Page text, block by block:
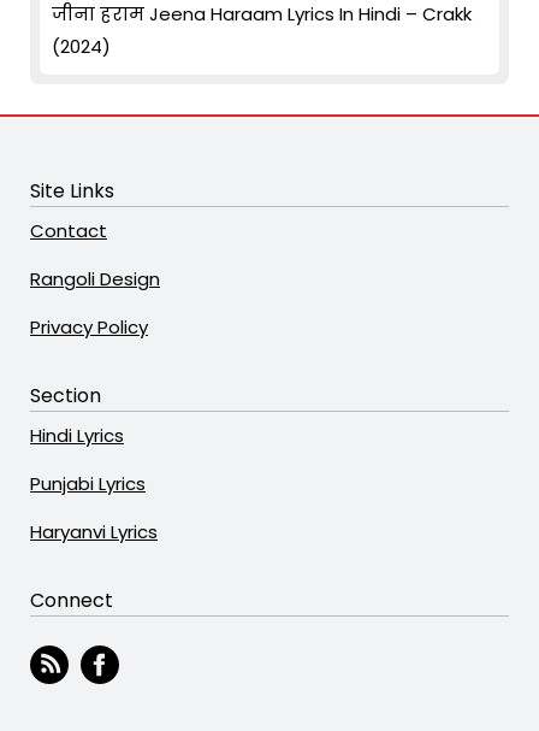
जीना हराम Jeena Haraam Lyrics In Hindi – Crakk
(2024)
Site Links
Contact
Rangoli Design
Privacy Policy
Section
Hindi Lyrics
Punjabi Lyrics
Haryanvi Lyrics
Connect